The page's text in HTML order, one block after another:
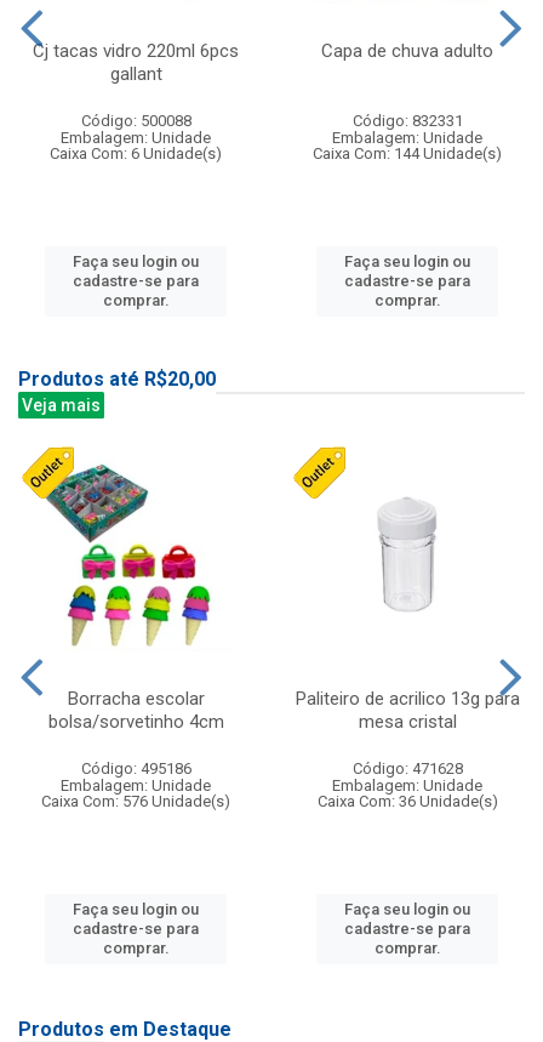
Cj tacas vidro 220ml 6pcs
gallant
Código: 500088
Embalagem: Unidade
Caixa Com: 6 Unidade(s)
Faça seu login ou
cadastre-se para
comprar.
Capa de chuva adulto
Código: 832331
Embalagem: Unidade
Caixa Com: 144 Unidade(s)
Faça seu login ou
cadastre-se para
comprar.
Produtos até R$20,00
Veja mais
Borracha escolar
bolsa/sorvetinho 4cm
Código: 495186
Embalagem: Unidade
Caixa Com: 576 Unidade(s)
Faça seu login ou
cadastre-se para
comprar.
Paliteiro de acrilico 13g para
mesa cristal
Código: 471628
Embalagem: Unidade
Caixa Com: 36 Unidade(s)
Faça seu login ou
cadastre-se para
comprar.
Produtos em Destaque